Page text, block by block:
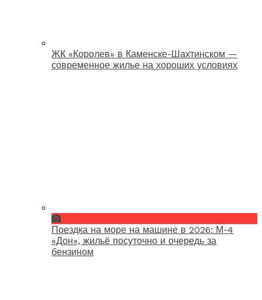
ЖК «Королев» в Каменске-Шахтинском —
современное жилье на хороших условиях
Поездка на море на машине в 2026: М-4
«Дон», жильё посуточно и очередь за
бензином